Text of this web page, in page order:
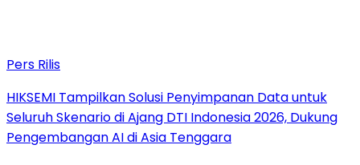
Pers Rilis
HIKSEMI Tampilkan Solusi Penyimpanan Data untuk
Seluruh Skenario di Ajang DTI Indonesia 2026, Dukung
Pengembangan AI di Asia Tenggara